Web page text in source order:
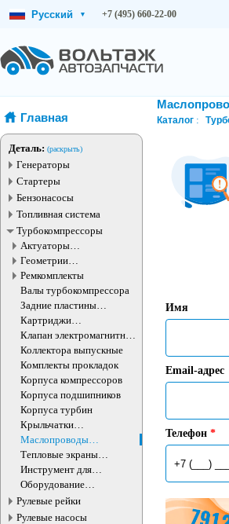
Русский ▾ +7 (495) 660-22-00
Главная
Деталь: (раскрыть)
Генераторы
Стартеры
Бензонасосы
Топливная система
Турбокомпрессоры
Актуаторы
турбокомпрессора
Геометрии
турбокомпрессора
Ремкомплекты
Валы турбокомпрессора
Задние пластины
турбокомпрессора
Картриджи
турбокомпрессоров
Клапан электромагнитный
турбокомпрессора
Коллектора выпускные
Комплекты прокладок
Корпуса компрессоров
Корпуса подшипников
Корпуса турбин
Крыльчатки
турбокомпрессора
Маслопроводы
турбокомпрессора
Тепловые экраны
турбокомпрессора
Инструмент для
турбокомпрессоров
Оборудование
турбокомпрессоров
Рулевые рейки
Рулевые насосы
Каталог
Имя
Email-адрес
Телефон *